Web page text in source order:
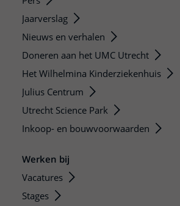
Jaarverslag
Nieuws en verhalen
Doneren aan het UMC Utrecht
Het Wilhelmina Kinderziekenhuis
Julius Centrum
Utrecht Science Park
Inkoop- en bouwvoorwaarden
Werken bij
Vacatures
Stages